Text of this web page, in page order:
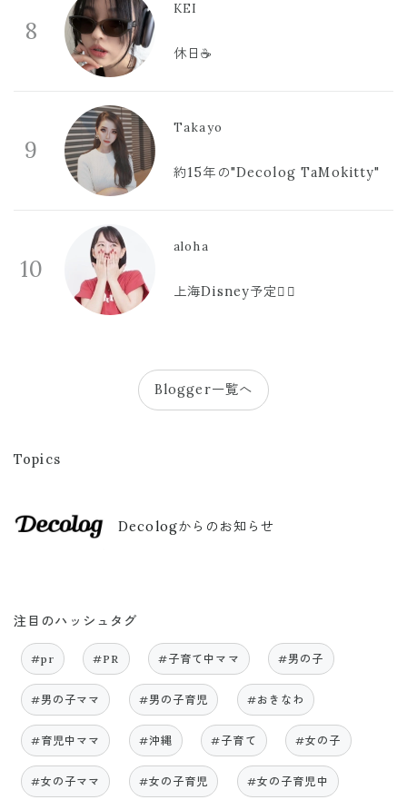
8
KEI
休日☕️
9
Takayo
約15年の"Decolog TaMokitty"
10
aloha
上海Disney予定🫪🩷
Blogger一覧へ
Topics
Decologからのお知らせ
注目のハッシュタグ
#pr #PR #子育て中ママ #男の子
#男の子ママ #男の子育児 #おきなわ
#育児中ママ #沖縄 #子育て #女の子
#女の子ママ #女の子育児 #女の子育児中